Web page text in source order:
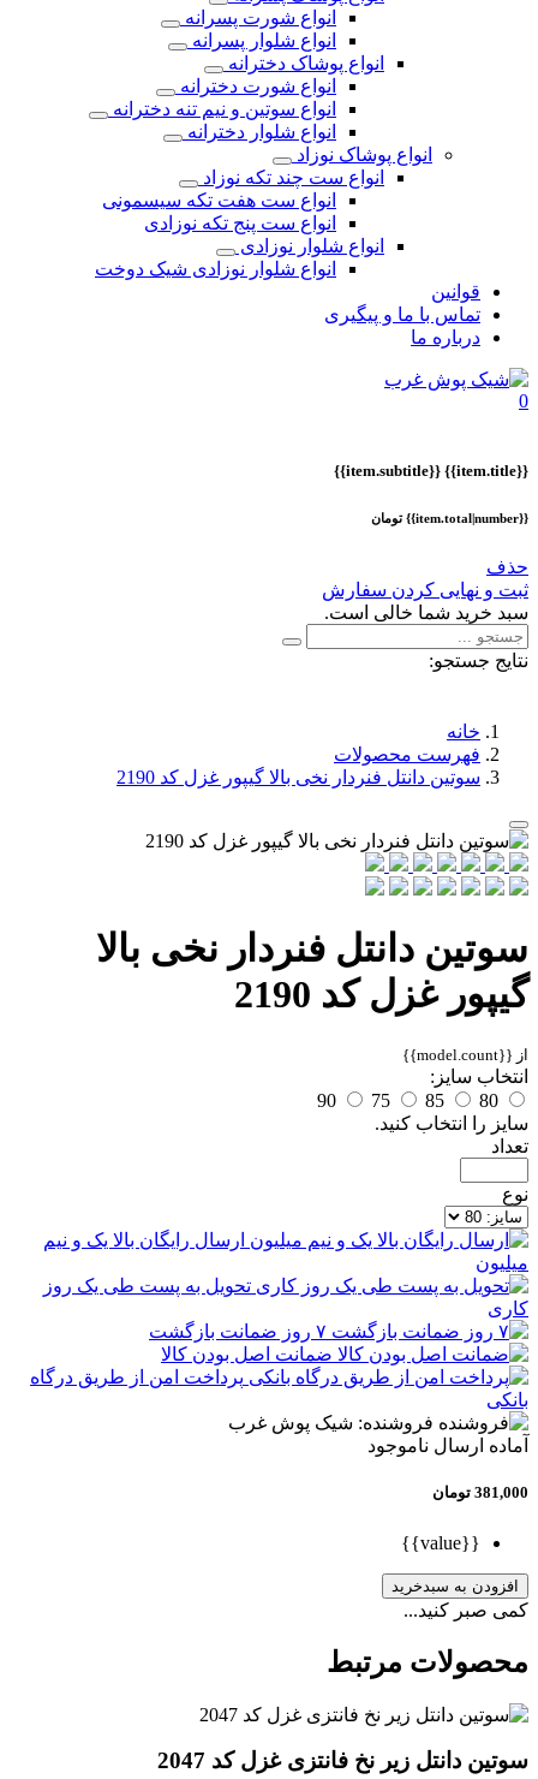
انواع شورت پسرانه
انواع شلوار پسرانه
انواع پوشاک دخترانه
انواع شورت دخترانه
انواع سوتین و نیم تنه دخترانه
انواع شلوار دخترانه
انواع پوشاک نوزاد
انواع ست چند تکه نوزاد
انواع ست هفت تکه سیسمونی
انواع ست پنج تکه نوزادی
انواع شلوار نوزادی
انواع شلوار نوزادی شیک دوخت
قوانین
تماس با ما و پیگیری
درباره ما
0
{{item.title}}
{{item.subtitle}}
{{item.total|number}} تومان
حذف
ثبت و نهایی کردن سفارش
سبد خرید شما خالی است.
نتایج جستجو:
خانه
فهرست محصولات
سوتین دانتل فنردار نخی بالا گیپور غزل کد 2190
سوتین دانتل فنردار نخی بالا
گیپور غزل کد 2190
از {{model.count}}
انتخاب سایز:
80
85
75
90
سایز را انتخاب کنید.
تعداد
نوع
ارسال رایگان بالا یک و نیم
میلیون
تحویل به پست طی یک روز
کاری
۷ روز ضمانت بازگشت
ضمانت اصل بودن کالا
پرداخت امن از طریق درگاه
بانکی
فروشنده: شیک پوش غرب
آماده ارسال ناموجود
381,000 تومان
{{value}}
افزودن به سبدخرید
کمی صبر کنید...
محصولات مرتبط
سوتین دانتل زیر نخ فانتزی غزل کد 2047